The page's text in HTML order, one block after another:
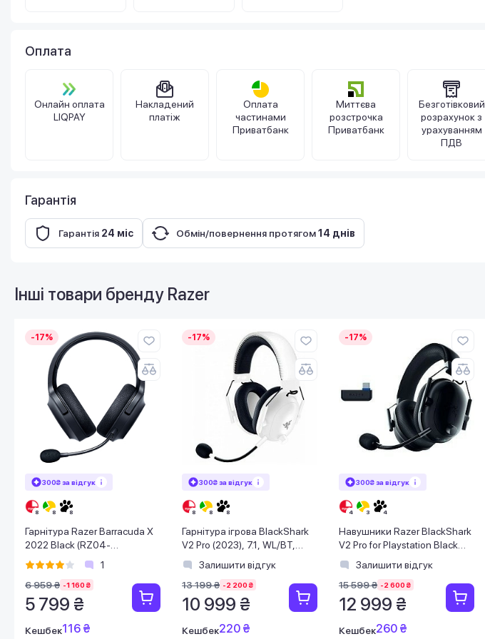
Оплата
Онлайн оплата
LIQPAY
Накладений
платіж
Оплата
частинами
Приватбанк
Миттєва
розстрочка
Приватбанк
Безготівковий
розрахунок з
урахуванням
ПДВ
Гарантія
Гарантія 24 міс Обмін/повернення протягом14 днів
Інші товари бренду Razer
-17%
300₴ за відгук
Гарнітура Razer Barracuda X
2022 Black (RZ04-
04430100-R3M1)
1
6 959 ₴ -1 160 ₴
5 799 ₴
Кешбек116 ₴
-17%
300₴ за відгук
Гарнітура ігрова BlackShark
V2 Pro (2023), 7.1, WL/BT,
білий
Залишити відгук
13 199 ₴ -2 200 ₴
10 999 ₴
Кешбек220 ₴
-17%
300₴ за відгук
Навушники Razer BlackShark
V2 Pro for Playstation Black
(RZ04-04530500-R3G1)
Залишити відгук
15 599 ₴ -2 600 ₴
12 999 ₴
Кешбек260 ₴